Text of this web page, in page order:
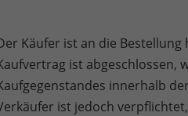
Käufer ist an die Bestellung
ist abgeschlossen,
innerhalb
ist jedoch